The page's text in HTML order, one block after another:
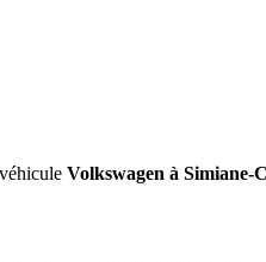
Volkswagen à Simiane-